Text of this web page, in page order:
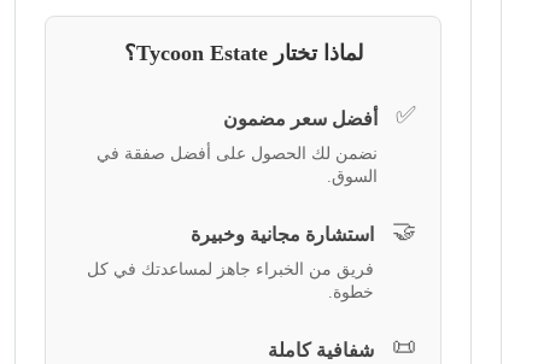
لماذا تختار Tycoon Estate؟
✅ أفضل سعر مضمون
نضمن لك الحصول على أفضل صفقة في
السوق.
🤝 استشارة مجانية وخبيرة
فريق من الخبراء جاهز لمساعدتك في كل
خطوة.
📜 شفافية كاملة